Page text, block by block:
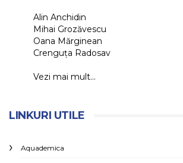
Alin Anchidin
Mihai Grozăvescu
Oana Mărginean
Crenguța Radosav
Vezi mai mult...
LINKURI UTILE
Aquademica